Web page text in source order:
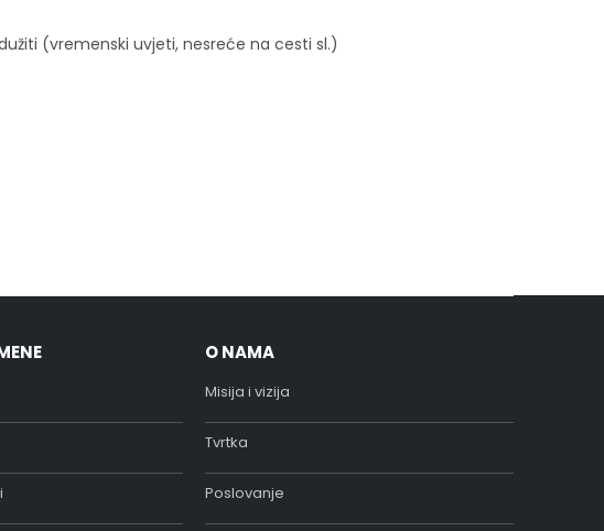
(vremenski uvjeti, nesreće na cesti sl.)
O NAMA
Misija i vizija
Tvrtka
Poslovanje